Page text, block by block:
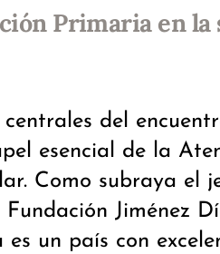
Primaria en la
del
esencial de la
Como subraya el
Jiménez
es un país con